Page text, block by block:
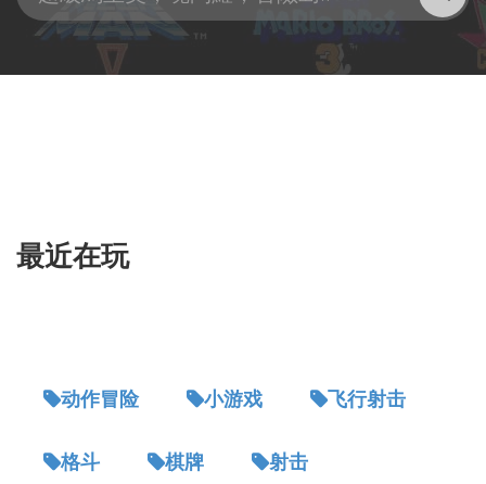
最近在玩
动作冒险 小游戏 飞行射击
格斗 棋牌 射击